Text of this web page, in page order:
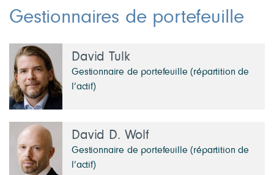
Gestionnaires de portefeuille
David Tulk
Gestionnaire de portefeuille (répartition de
l’actif)
David D. Wolf
Gestionnaire de portefeuille (répartition de
l’actif)